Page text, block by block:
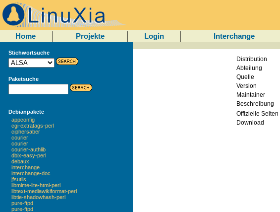
Home Projekte Login Interchange
Stichwortsuche
Paketsuche
Debianpakete
appconfig
cgi-extratags-perl
ciphersaber
courier
courier
courier-authlib
dbix-easy-perl
debaux
interchange
interchange-doc
jfsutils
libmime-lite-html-perl
libtext-mediawikiformat-perl
libtie-shadowhash-perl
pure-ftpd
pure-ftpd
Distribution
Abteilung
Quelle
Version
Maintainer
Beschreibung
Offizielle Seiten
Download